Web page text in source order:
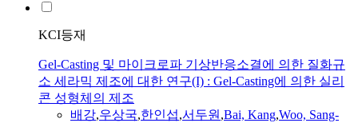
KCI등재
Gel-Casting 및 마이크로파 기상반응소결에 의한 질화규
소 세라믹 제조에 대한 연구(I) : Gel-Casting에 의한 실리
콘 성형체의 제조
배강,우상국,한인섭,서두원,Bai, Kang,Woo, Sang-